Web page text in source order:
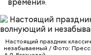
времени».
Настоящий праздник
незабываемый / Фото:
(Аль Пачино). По
Добсон в «Сделано
Добсон играл
Гамп» (1994), а
рок-н-ролла фильме